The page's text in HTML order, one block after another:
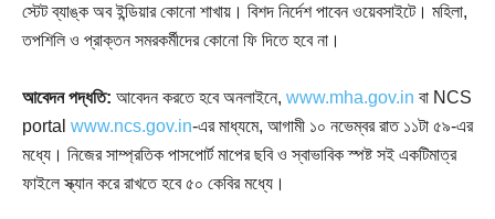
স্টেট ব্যাঙ্ক অব ইন্ডিয়ার কোনো শাখায়। বিশদ নির্দেশ পাবেন ওয়েবসাইটে। মহিলা,
তপশিলি ও প্রাক্তন সমরকর্মীদের কোনো ফি দিতে হবে না।
আবেদন পদ্ধতি: আবেদন করতে হবে অনলাইনে, www.mha.gov.in বা NCS
portal www.ncs.gov.in-এর মাধ্যমে, আগামী ১০ নভেম্বর রাত ১১টা ৫৯-এর
মধ্যে। নিজের সাম্প্রতিক পাসপোর্ট মাপের ছবি ও স্বাভাবিক স্পষ্ট সই একটিমাত্র
ফাইলে স্ক্যান করে রাখতে হবে ৫০ কেবির মধ্যে।